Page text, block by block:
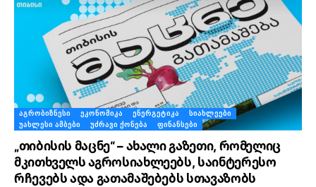
ᲐᲒᲠᲝᲑᲘᲖᲜᲔᲡᲘ ᲔᲙᲝᲜᲝᲛᲘᲙᲐ ᲔᲜᲔᲠᲒᲔᲢᲘᲙᲐ
ᲡᲘᲐᲮᲚᲔᲔᲑᲘ
ᲣᲐᲮᲚᲔᲡᲘ ᲐᲛᲑᲔᲑᲘ
ᲣᲫᲠᲐᲕᲘ ᲥᲝᲜᲔᲑᲐ ᲤᲘᲜᲐᲜᲡᲔᲑᲘ
„თიბისის მაცნე“ – ახალი გაზეთი, რომელიც
მკითხველს აგროსიახლეებს, საინტერესო
რჩევებს ადა გათამაშებებს სთავაზობს